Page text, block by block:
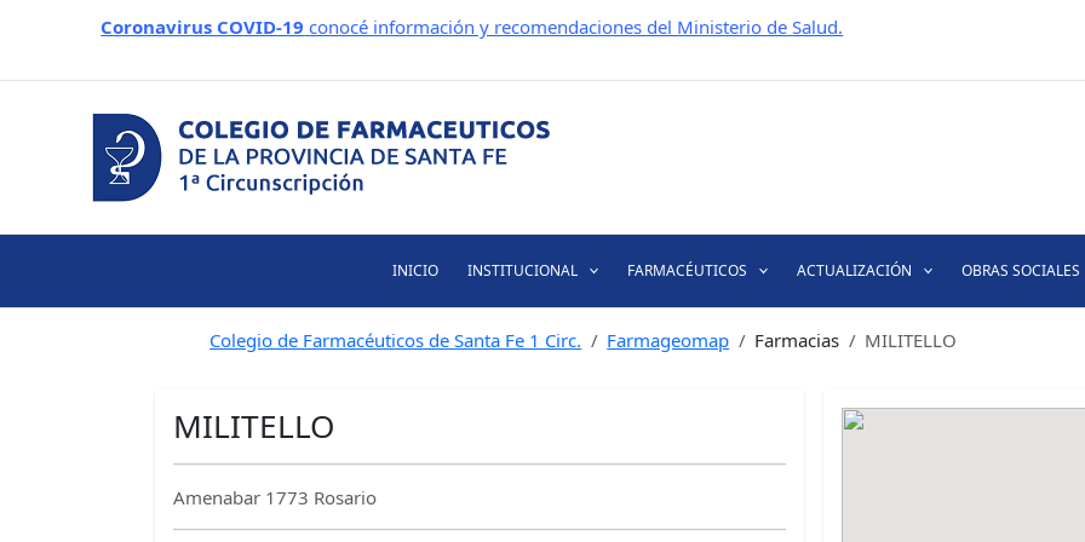
Coronavirus COVID-19 conocé información y recomendaciones del Ministerio de Salud.
INICIO INSTITUCIONAL FARMACÉUTICOS ACTUALIZACIÓN OBRAS SOCIALES
Colegio de Farmacéuticos de Santa Fe 1 Circ. Farmageomap Farmacias MILITELLO
MILITELLO
Amenabar 1773 Rosario